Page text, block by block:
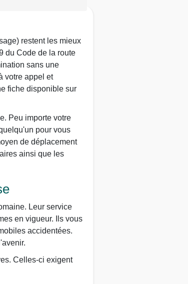
restent les mieux
du Code de la route
sans une
votre appel et
fiche disponible sur
Peu importe votre
pour vous
de déplacement
ainsi que les
Leur service
en vigueur. Ils vous
accidentées.
Celles-ci exigent